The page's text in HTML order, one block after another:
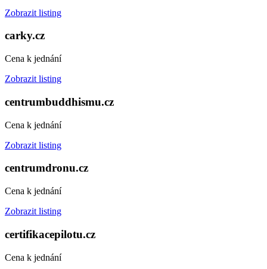
Zobrazit listing
carky.cz
Cena k jednání
Zobrazit listing
centrumbuddhismu.cz
Cena k jednání
Zobrazit listing
centrumdronu.cz
Cena k jednání
Zobrazit listing
certifikacepilotu.cz
Cena k jednání